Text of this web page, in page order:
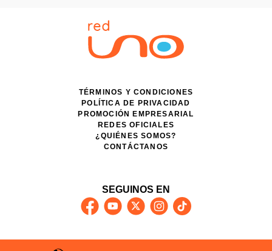
TÉRMINOS Y CONDICIONES
POLÍTICA DE PRIVACIDAD
PROMOCIÓN EMPRESARIAL
REDES OFICIALES
¿QUIÉNES SOMOS?
CONTÁCTANOS
SEGUINOS EN